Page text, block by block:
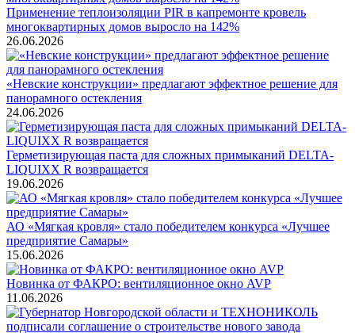
Применение теплоизоляции PIR в капремонте кровель
многоквартирных домов выросло на 142%
26.06.2026
«Невские конструкции» предлагают эффектное решение для
панорамного остекления
24.06.2026
Герметизирующая паста для сложных примыканий DELTA-
LIQUIXX R возвращается
19.06.2026
АО «Мягкая кровля» стало победителем конкурса «Лучшее
предприятие Самары»
15.06.2026
Новинка от ФАКРО: вентиляционное окно AVP
11.06.2026